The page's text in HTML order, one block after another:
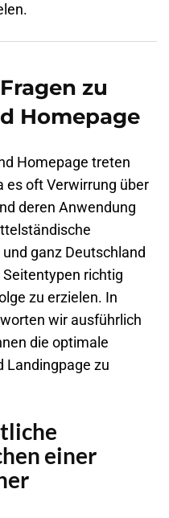
zu
Homepage
Homepage treten
es oft Verwirrung über
deren Anwendung
ganz Deutschland
richtig
zu erzielen. In
wir ausführlich
die optimale
Landingpage zu
einer